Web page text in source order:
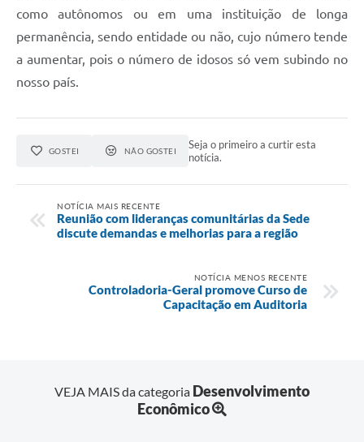
como autônomos ou em uma instituição de longa
permanência, sendo entidade ou não, cujo número tende
a aumentar, pois o número de idosos só vem subindo no
nosso país.
GOSTEI NÃO GOSTEI
Seja o primeiro a curtir esta
notícia.
NOTÍCIA MAIS RECENTE
Reunião com lideranças comunitárias da Sede
discute demandas e melhorias para a região
NOTÍCIA MENOS RECENTE
Controladoria-Geral promove Curso de
Capacitação em Auditoria
VEJA MAIS da categoria Desenvolvimento
Econômico